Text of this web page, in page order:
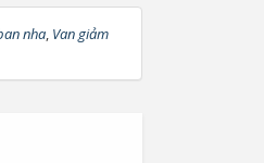
nha, Van giảm